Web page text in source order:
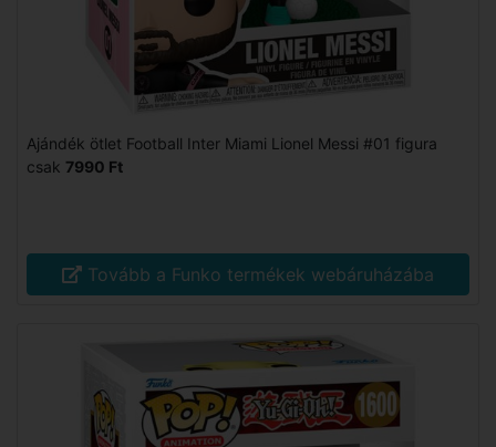
Ajándék ötlet Football Inter Miami Lionel Messi #01 figura
csak 7990 Ft
Tovább a Funko termékek webáruházába